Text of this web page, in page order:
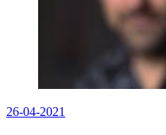
26-04-2021